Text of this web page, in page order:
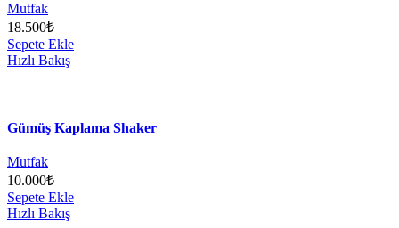
Mutfak
18.500₺
Sepete Ekle
Hızlı Bakış
Gümüş Kaplama Shaker
Mutfak
10.000₺
Sepete Ekle
Hızlı Bakış